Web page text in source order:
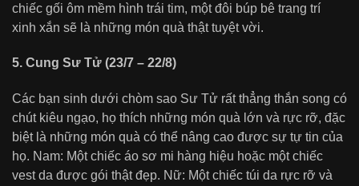
chiếc gối ôm mềm hình trái tim, một đôi búp bê trang trí
xinh xắn sẽ là những món quà thật tuyệt vời.
5. Cung Sư Tử (23/7 – 22/8)
Các bạn sinh dưới chòm sao Sư Tử rất thẳng thắn song có
chút kiêu ngạo, họ thích những món quà lớn và rực rỡ, đặc
biệt là những món quà có thể nâng cao được sự tự tin của
họ. Nam: Một chiếc áo sơ mi hàng hiệu hoặc một chiếc
vest da được gói thật đẹp. Nữ: Một chiếc túi da rực rỡ và